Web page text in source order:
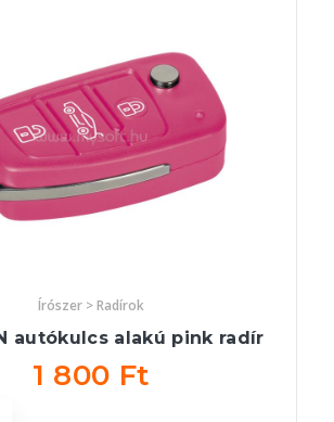
Írószer > Radírok
autókulcs alakú pink radír
1 800 Ft